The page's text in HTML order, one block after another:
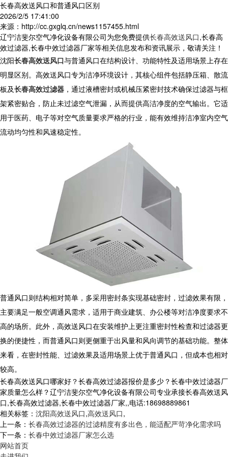
长春高效送风口和普通风口区别
2026/2/5 17:41:00
来源：http://cc.gxglq.cn/news1157455.html
辽宁洁斐尔空气净化设备有限公司为您免费提供长春高效送风口,长春高
效过滤器,长春中效过滤器厂家等相关信息发布和资讯展示，敬请关注！
沈阳长春高效送风口与普通风口在结构设计、功能特性及适用场景上存在
明显区别。 高效送风口专为洁净环境设计，其核心组件包括静压箱、散流
板及长春高效过滤器 ，通过液槽密封或机械压紧密封技术确保过滤器与框
架紧密贴合，防止未过滤空气泄漏，从而提供高洁净度的空气输出。它适
用于医药、电子等对空气质量要求严格的行业，能有效维持洁净室内空气
流动均匀性和风速稳定性。
普通风口则结构相对简单，多采用密封条实现基础密封，过滤效果有限，
主要满足一般空调通风需求，适用于商业建筑、办公楼等对洁净度要求不
高的场所。此外， 高效送风口在安装维护上更注重密封性检查和过滤器更
换的便捷性，而普通风口则更侧重于出风量和风向调节的基础功能。整体
来看，在密封性能、过滤效果及适用场景上优于普通风口，但成本也相对
较高。
长春高效送风口哪家好？长春高效过滤器报价是多少？长春中效过滤器厂
家质量怎么样？辽宁洁斐尔空气净化设备有限公司专业承接长春高效送风
口,长春高效过滤器,长春中效过滤器厂家,,电话:18698889861
相关标签： 沈阳高效送风口,高效送风口,
上一条： 长春高效过滤器的过滤精度有多出色，能适配严苛净化需求吗
下一条： 长春中效过滤器厂家怎么选
网站首页